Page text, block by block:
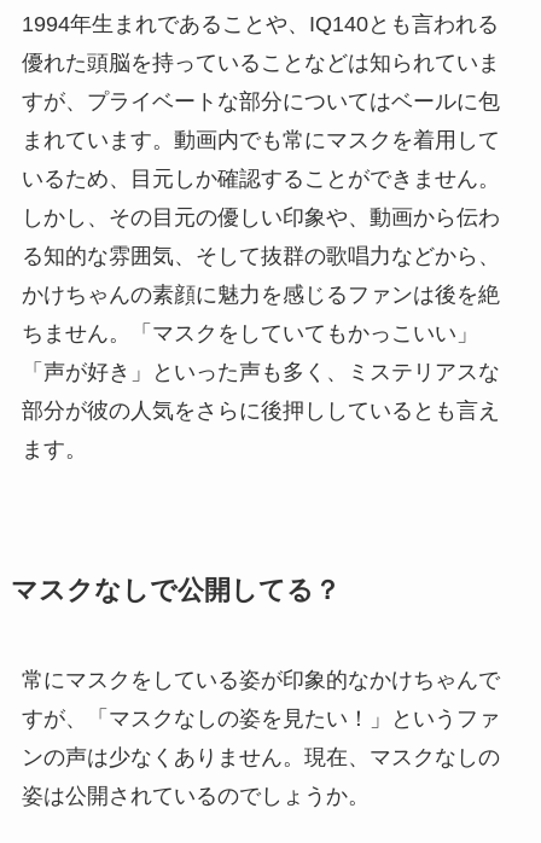
1994年生まれであることや、IQ140とも言われる
優れた頭脳を持っていることなどは知られていま
すが、プライベートな部分についてはベールに包
まれています。動画内でも常にマスクを着用して
いるため、目元しか確認することができません。
しかし、その目元の優しい印象や、動画から伝わ
る知的な雰囲気、そして抜群の歌唱力などから、
かけちゃんの素顔に魅力を感じるファンは後を絶
ちません。「マスクをしていてもかっこいい」
「声が好き」といった声も多く、ミステリアスな
部分が彼の人気をさらに後押ししているとも言え
ます。
マスクなしで公開してる？
常にマスクをしている姿が印象的なかけちゃんで
すが、「マスクなしの姿を見たい！」というファ
ンの声は少なくありません。現在、マスクなしの
姿は公開されているのでしょうか。